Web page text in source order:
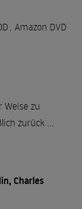
, Amazon DVD
Weise zu
zurück …
Charles